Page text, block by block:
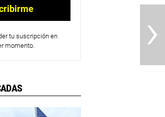
tu suscripción en
momento.
›